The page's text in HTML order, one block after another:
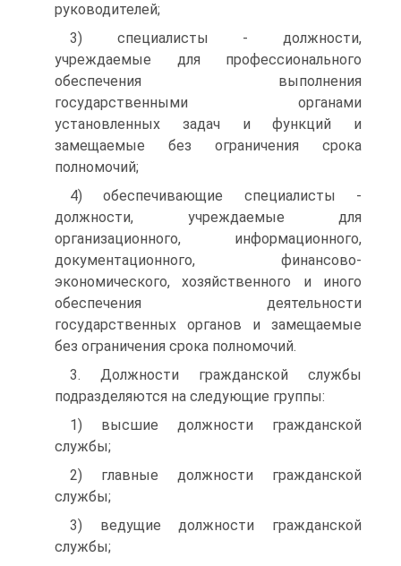
руководителей;
3) специалисты - должности,
учреждаемые для профессионального
обеспечения выполнения
государственными органами
установленных задач и функций и
замещаемые без ограничения срока
полномочий;
4) обеспечивающие специалисты -
должности, учреждаемые для
организационного, информационного,
документационного, финансово-
экономического, хозяйственного и иного
обеспечения деятельности
государственных органов и замещаемые
без ограничения срока полномочий.
3. Должности гражданской службы
подразделяются на следующие группы:
1) высшие должности гражданской
службы;
2) главные должности гражданской
службы;
3) ведущие должности гражданской
службы;